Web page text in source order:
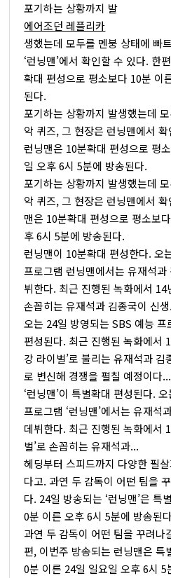
포기하는 상황까지 발
에어조던 레플리카
생했는데 모두를 멘붕 상태에 빠
‘런닝맨’에서 확인할 수 있다. 한
확대 편성으로 평소보다 10분 이
된다.
포기하는 상황까지 발생했는데
악 퀴즈, 그 현장은 런닝맨에서
런닝맨은 10분확대 편성으로 평
일 오후 6시 5분에 방송된다.
포기하는 상황까지 발생했는데
악 퀴즈, 그 현장은 런닝맨에서
맨은 10분확대 편성으로 평소보
후 6시 5분에 방송된다.
런닝맨이 10분확대 편성한다. 오
프로그램 런닝맨에서는 유재석
뷔한다. 최근 진행된 녹화에서
손꼽히는 유재석과 김종국이 신
오는 24일 방영되는 SBS 예능 프
편성된다. 최근 진행된 녹화에서
강 라이벌’로 불리는 유재석과
로 변신해 경쟁을 펼칠 예정이다
‘런닝맨’이 특별확대 편성된다.
프로그램 ‘런닝맨’에서는 유재석
데뷔한다. 최근 진행된 녹화에서
벌’로 손꼽히는 유재석과...
헤딩부터 스피드까지 다양한 필
다고. 과연 두 감독이 어떤 팀을
다. 24일 방송되는 ‘런닝맨’은 특
0분 이른 오후 6시 5분에 방송된
과연 두 감독이 어떤 팀을 꾸려나
편, 이번주 방송되는 런닝맨은 특
0분 이른 24일 일요일 오후 6시